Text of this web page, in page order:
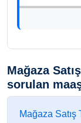
Mağaza
sorulan
Mağaza Satış